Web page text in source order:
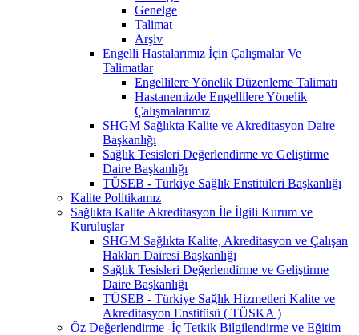
Genelge
Talimat
Arşiv
Engelli Hastalarımız İçin Çalışmalar Ve
Talimatlar
Engellilere Yönelik Düzenleme Talimatı
Hastanemizde Engellilere Yönelik
Çalışmalarımız
SHGM Sağlıkta Kalite ve Akreditasyon Daire
Başkanlığı
Sağlık Tesisleri Değerlendirme ve Geliştirme
Daire Başkanlığı
TÜSEB - Türkiye Sağlık Enstitüleri Başkanlığı
Kalite Politikamız
Sağlıkta Kalite Akreditasyon İle İlgili Kurum ve
Kuruluşlar
SHGM Sağlıkta Kalite, Akreditasyon ve Çalışan
Hakları Dairesi Başkanlığı
Sağlık Tesisleri Değerlendirme ve Geliştirme
Daire Başkanlığı
TÜSEB - Türkiye Sağlık Hizmetleri Kalite ve
Akreditasyon Enstitüsü ( TÜSKA )
Öz Değerlendirme -İç Tetkik Bilgilendirme ve Eğitim